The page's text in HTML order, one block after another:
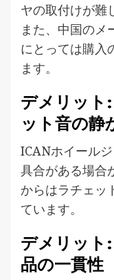
ヤの取付けが難
また、中国のメ
にとっては購入
ます。
デメリット
ット音の静
ICANホイール
具合がある場合
からはラチェッ
ています。
デメリット
品の一貫性